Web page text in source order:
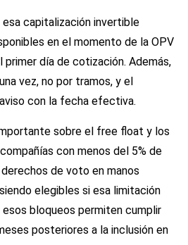
esa capitalización invertible
en el momento de la OPV
día de cotización. Además,
vez, no por tramos, y el
con la fecha efectiva.
sobre el free float y los
con menos del 5% de
de voto en manos
elegibles si esa limitación
bloqueos permiten cumplir
posteriores a la inclusión en